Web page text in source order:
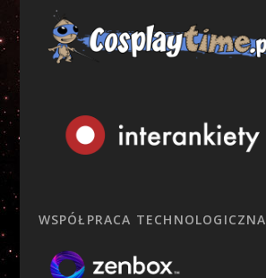
WSPÓŁPRACA TECHNOLOGICZNA